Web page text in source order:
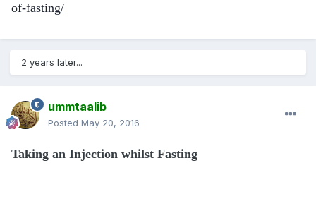
of-fasting/
2 years later...
ummtaalib
Posted May 20, 2016
Taking an Injection whilst Fasting